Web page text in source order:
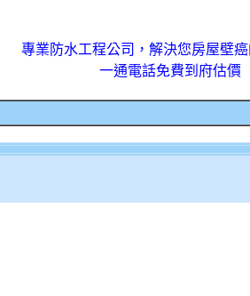
專業防水工程公司，解決您房屋壁
一通電話免費到府估價